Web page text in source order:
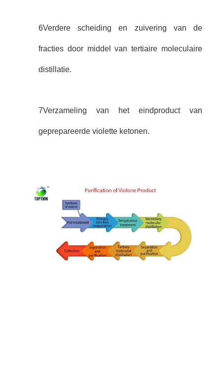
6Verdere scheiding en zuivering van de
fracties door middel van tertiaire moleculaire
distillatie.
7Verzameling van het eindproduct van
geprepareerde violette ketonen.